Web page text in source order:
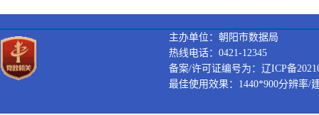
主办单位：朝阳市数据局
热线电话：0421-12345
备案/许可证编号为：辽ICP备
最佳使用效果：1440*900分辨率/